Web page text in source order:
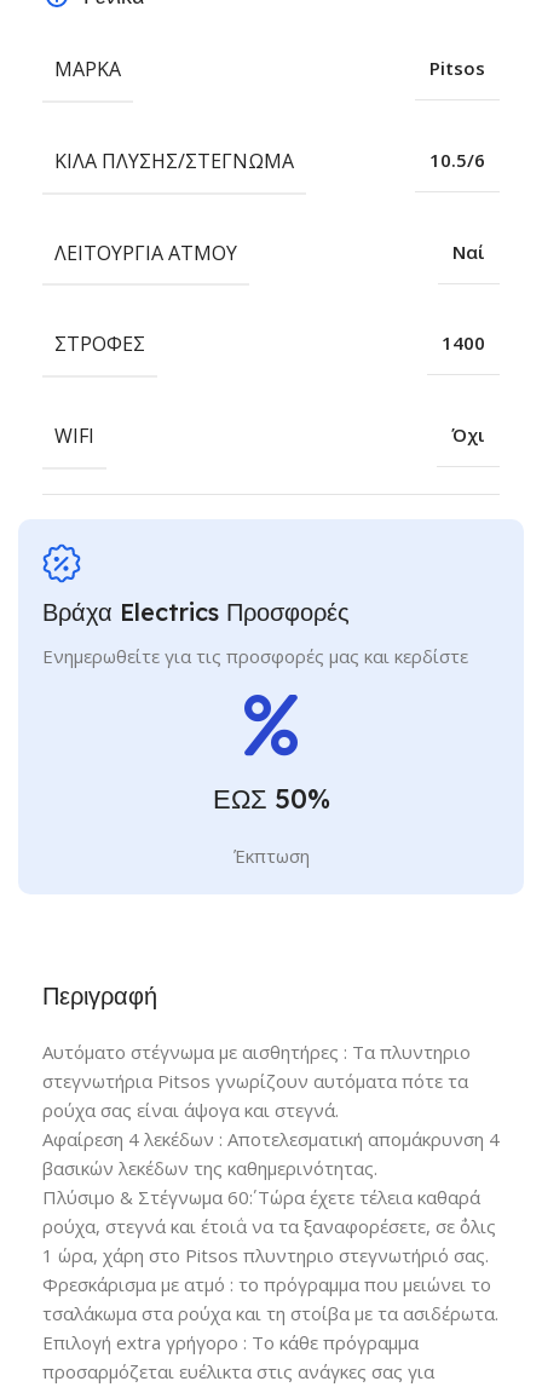
Περιγραφή
Αυτόματο στέγνωμα με αισθητήρες : Τα πλυντηριο
στεγνωτήρια Pitsos γνωρίζουν αυτόματα πότε τα
ρούχα σας είναι άψογα και στεγνά.
Αφαίρεση 4 λεκέδων : Aποτελεσματική απομάκρυνση 4
βασικών λεκέδων της καθημερινότητας.
Πλύσιμο & Στέγνωμα 60΄: Τώρα έχετε τέλεια καθαρά
ρούχα, στεγνά και έτοι΅α να τα ξαναφορέσετε, σε ΅όλις
1 ώρα, χάρη στο Pitsos πλυντηριο στεγνωτήριό σας.
Φρεσκάρισμα με ατμό : το πρόγραμμα που μειώνει το
τσαλάκωμα στα ρούχα και τη στοίβα με τα ασιδέρωτα.
Επιλογή extra γρήγορο : Το κάθε πρόγραμμα
προσαρμόζεται ευέλικτα στις ανάγκες σας για
ΜΆΡΚΑ Pitsos
ΚΙΛΆ ΠΛΎΣΗΣ/ΣΤΈΓΝΩΜΑ 10.5/6
ΛΕΙΤΟΥΡΓΊΑ ΑΤΜΟΎ Ναί
ΣΤΡΟΦΈΣ 1400
WIFI Όχι
Βράχα Electrics Προσφορές
Ενημερωθείτε για τις προσφορές μας και κερδίστε
ΕΩΣ 50%
Έκπτωση